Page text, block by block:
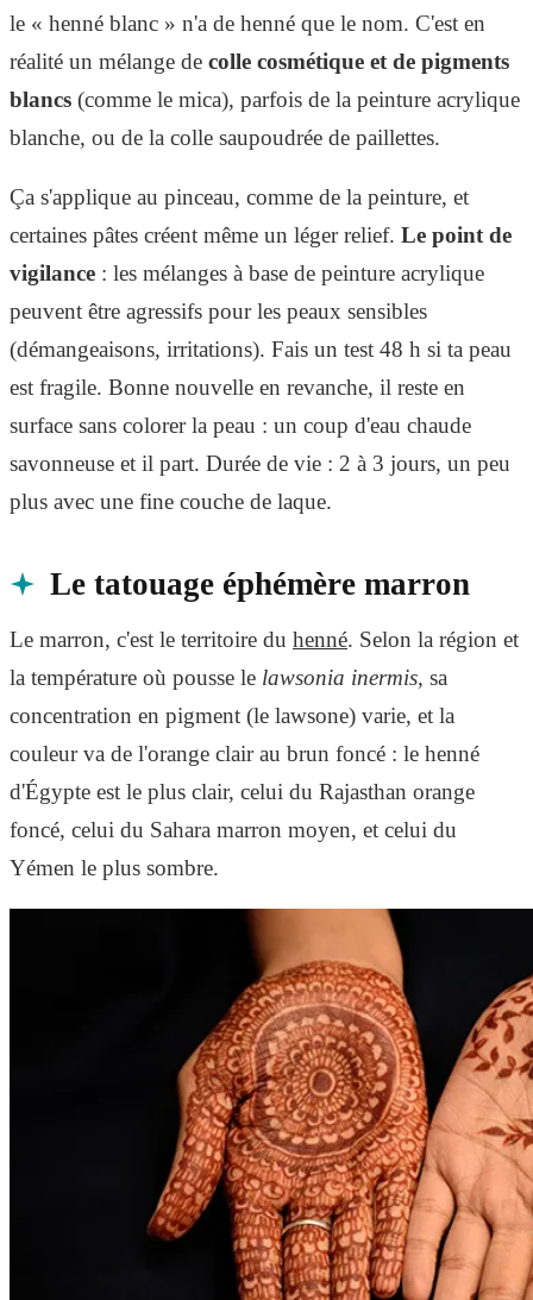
le « henné blanc » n'a de henné que le nom. C'est en
réalité un mélange de colle cosmétique et de pigments
blancs (comme le mica), parfois de la peinture acrylique
blanche, ou de la colle saupoudrée de paillettes.
Ça s'applique au pinceau, comme de la peinture, et
certaines pâtes créent même un léger relief. Le point de
vigilance : les mélanges à base de peinture acrylique
peuvent être agressifs pour les peaux sensibles
(démangeaisons, irritations). Fais un test 48 h si ta peau
est fragile. Bonne nouvelle en revanche, il reste en
surface sans colorer la peau : un coup d'eau chaude
savonneuse et il part. Durée de vie : 2 à 3 jours, un peu
plus avec une fine couche de laque.
Le tatouage éphémère marron
Le marron, c'est le territoire du henné. Selon la région et
la température où pousse le lawsonia inermis, sa
concentration en pigment (le lawsone) varie, et la
couleur va de l'orange clair au brun foncé : le henné
d'Égypte est le plus clair, celui du Rajasthan orange
foncé, celui du Sahara marron moyen, et celui du
Yémen le plus sombre.